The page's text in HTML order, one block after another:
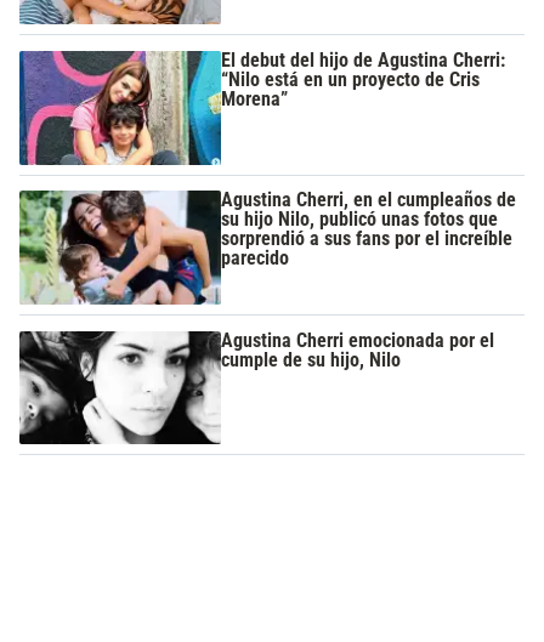
El debut del hijo de Agustina Cherri:
“Nilo está en un proyecto de Cris
Morena”
Agustina Cherri, en el cumpleaños de
su hijo Nilo, publicó unas fotos que
sorprendió a sus fans por el increíble
parecido
Agustina Cherri emocionada por el
cumple de su hijo, Nilo